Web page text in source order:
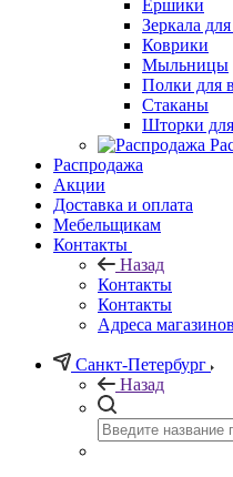
Ершики
Зеркала
Коврики
Мыльницы
Полки для
Стаканы
Шторки
Распродажа
Акции
Доставка и оплата
Мебельщикам
Контакты
Назад
Контакты
Контакты
Адреса магазинов
Санкт-Петербург
Назад